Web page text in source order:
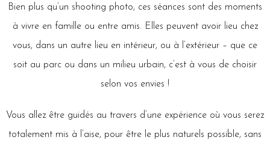
Bien plus qu’un shooting photo, ces séances sont des moments
à vivre en famille ou entre amis. Elles peuvent avoir lieu chez
vous, dans un autre lieu en intérieur, ou à l’extérieur – que ce
soit au parc ou dans un milieu urbain, c’est à vous de choisir
selon vos envies !
Vous allez être guidés au travers d’une expérience où vous serez
totalement mis à l’aise, pour être le plus naturels possible, sans